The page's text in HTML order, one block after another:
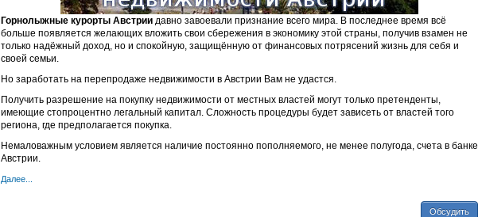
Горнолыжные курорты Австриидавно завоевали признание всего мира. В последнее время всё
больше появляется желающих вложить свои сбережения в экономику этой страны, получив взамен не
только надёжный доход, но и спокойную, защищённую от финансовых потрясений жизнь для себя и
своей семьи.
Но заработать на перепродаже недвижимости в Австрии Вам не удастся.
Получить разрешение на покупку недвижимости от местных властей могут только претенденты,
имеющие стопроцентно легальный капитал. Сложность процедуры будет зависеть от властей того
региона, где предполагается покупка.
Немаловажным условием является наличие постоянно пополняемого, не менее полугода, счета в банке
Австрии.
Далее...
Обсудить